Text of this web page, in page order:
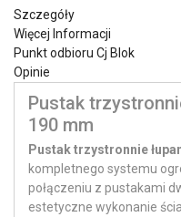
Szczegóły
Więcej Informacji
Punkt odbioru Cj Blok
Opinie
Pustak
190 mm
Pustak trzystronnie
kompletnego systemu
połączeniu z pustakami
estetyczne wykonanie